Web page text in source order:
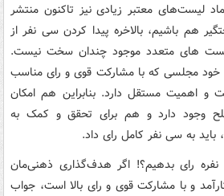
لیست‌های معتبر زیادی نیز تاکنون منتشر
هم باشیم، بالاخره پیدا کردن سی نفر از
های متعدد موجود چندان سخت نیست.
خود مجلسی که با مشارکت قوی و رای مناسب
و اهمیت مستقل دارد. بنابراین هم امکان
وجود دارد و هم برای تحقق و کمک به
به سی نفر کامل رای داد.
رای بدهیم؟! اگر هدف‌گذاری ذهنی‌مان
و با مشارکت قوی و رای بالا است، جواب